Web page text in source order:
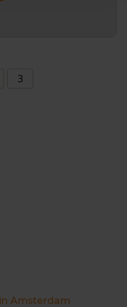
3
Amsterdam